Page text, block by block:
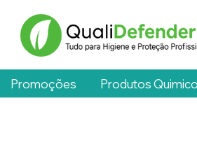
Promoções Produtos